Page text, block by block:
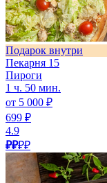
Подарок внутри
Пекарня 15
Пироги
1 ч. 50 мин.
от 5 000 ₽
699 ₽
4.9
₽₽₽₽